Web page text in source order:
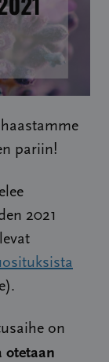
pariin!
2021
on
otetaan